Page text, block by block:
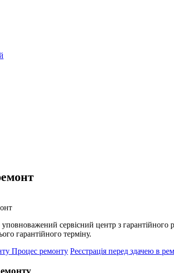
сервісний центр з
гарантійного терміну.
Процес ремонту Реєстрація перед здачею в